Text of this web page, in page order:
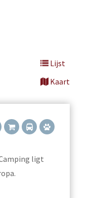
Lijst
Kaart
ligt